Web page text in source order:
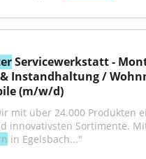
Servicewerkstatt -
Instandhaltung /
(m/w/d)
mit über 24.000 Produkten
in Egelsbach..."